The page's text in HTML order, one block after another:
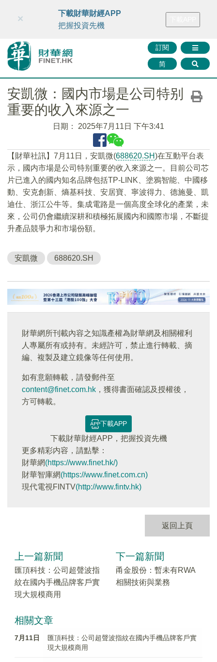
財華智庫網 FINTV FINMETA 財華證券 媒體矩陣
訂閱
简
×
下載財華財經APP
把握投資先機
安凱微：國内市場是公司特别
重要的收入來源之一
日期： 2025年7月11日 下午3:41
【財華社訊】7月11日，安凱微(688620.SH)在互動平台表
示，國内市場是公司特别重要的收入來源之一。目前公司芯
片已進入的國内知名品牌包括TP-LINK、塗鴉智能、中國移
動、安克創新、熵基科技、安居寶、寧波得力、德施曼、凱
迪仕、浙江公牛等。集成電路是一個高度全球化的產業，未
來，公司仍會繼續深耕和積極拓展國内和國際市場，不斷提
升產品競爭力和市場份額。
安凱微 688620.SH
財華網所刊載內容之知識產權為財華網及相關權利
人專屬所有或持有。未經許可，禁止進行轉載、摘
編、複製及建立鏡像等任何使用。
如有意願轉載，請發郵件至
content@finet.com.hk ，獲得書面確認及授權後，
方可轉載。
下載APP
下載財華財經APP，把握投資先機
更多精彩内容，請點擊：
財華網(https://www.finet.hk/)
財華智庫網(https://www.finet.com.cn)
現代電視FINTV(http://www.fintv.hk)
返回上頁
上一篇新聞
匯頂科技：公司超聲波指
紋在國内手機品牌客戶實
現大規模商用
下一篇新聞
甬金股份：暫未有RWA
相關技術與業務
相關文章
7月11日
匯頂科技：公司超聲波指紋在國内手機品牌客戶實
現大規模商用